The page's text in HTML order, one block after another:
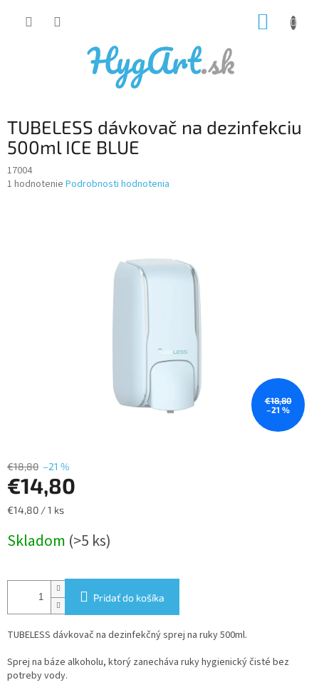
TUBELESS dávkovač na dezinfekciu
500ml ICE BLUE
17004
Priemerné
1 hodnotenie Podrobnosti hodnotenia
€18,80
–21 %
€18,80 –21 %
€14,80
Jednotková
€14,80 / 1 ks
Skladom (>5 ks)
Pridať do košíka
TUBELESS dávkovač na dezinfekčný sprej na ruky 500ml.
Sprej na báze alkoholu, ktorý zanecháva ruky hygienický čisté bez
potreby vody.